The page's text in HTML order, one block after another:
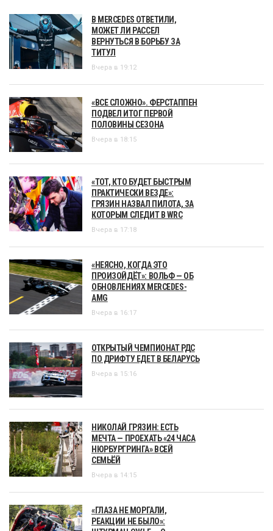
В MERCEDES ОТВЕТИЛИ,
МОЖЕТ ЛИ РАССЕЛ
ВЕРНУТЬСЯ В БОРЬБУ ЗА
ТИТУЛ
Вчера в 19:12
«ВСЕ СЛОЖНО». ФЕРСТАППЕН
ПОДВЕЛ ИТОГ ПЕРВОЙ
ПОЛОВИНЫ СЕЗОНА
Вчера в 18:15
«ТОТ, КТО БУДЕТ БЫСТРЫМ
ПРАКТИЧЕСКИ ВЕЗДЕ»:
ГРЯЗИН НАЗВАЛ ПИЛОТА, ЗА
КОТОРЫМ СЛЕДИТ В WRC
Вчера в 17:18
«НЕЯСНО, КОГДА ЭТО
ПРОИЗОЙДЁТ»: ВОЛЬФ — ОБ
ОБНОВЛЕНИЯХ MERCEDES-
AMG
Вчера в 16:17
ОТКРЫТЫЙ ЧЕМПИОНАТ РДС
ПО ДРИФТУ ЕДЕТ В БЕЛАРУСЬ
Вчера в 15:16
НИКОЛАЙ ГРЯЗИН: ЕСТЬ
МЕЧТА — ПРОЕХАТЬ «24 ЧАСА
НЮРБУРГРИНГА» ВСЕЙ
СЕМЬЁЙ
Вчера в 14:15
«ГЛАЗА НЕ МОРГАЛИ,
РЕАКЦИИ НЕ БЫЛО»: